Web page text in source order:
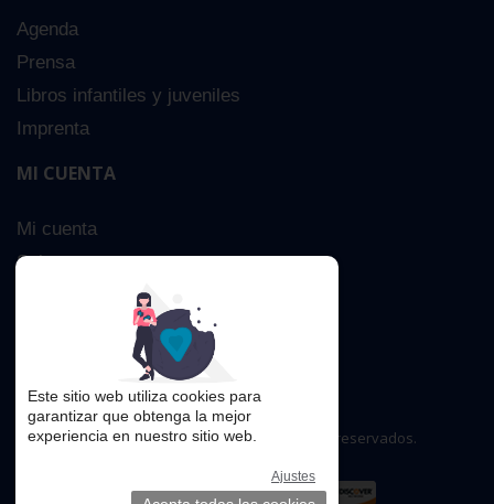
Agenda
Prensa
Libros infantiles y juveniles
Imprenta
MI CUENTA
Mi cuenta
Sobre nosotros
Búsqueda Avanzada
Copyright © 2016. Todos los derechos reservados.
Este sitio web utiliza cookies para
garantizar que obtenga la mejor
experiencia en nuestro sitio web.
Ajustes